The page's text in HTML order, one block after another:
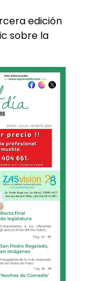
edición
sobre la